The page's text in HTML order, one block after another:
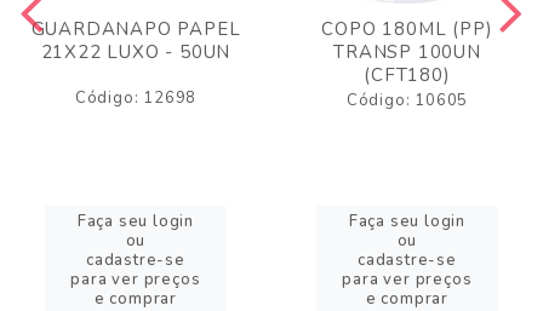
GUARDANAPO PAPEL
21X22 LUXO - 50UN
Código: 12698
Faça seu login
ou
cadastre-se
para ver preços
e comprar
COPO 180ML (PP)
TRANSP 100UN
(CFT180)
Código: 10605
Faça seu login
ou
cadastre-se
para ver preços
e comprar